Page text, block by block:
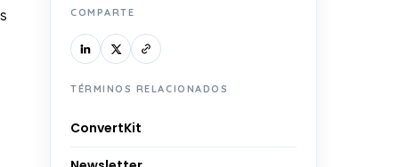
COMPARTE
TÉRMINOS RELACIONADOS
ConvertKit